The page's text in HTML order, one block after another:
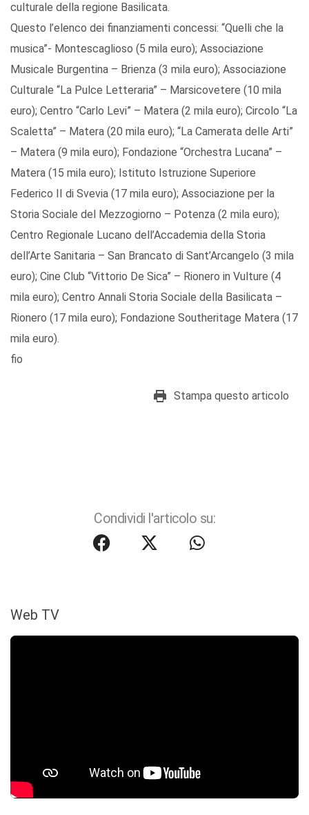
culturale della regione Basilicata.
Questo l’elenco dei finanziamenti concessi: “Quelli che la
musica”- Montescaglioso (5 mila euro); Associazione
Musicale Burgentina – Brienza (3 mila euro); Associazione
Culturale “La Pulce Letteraria” – Marsicovetere (10 mila
euro); Centro “Carlo Levi” – Matera (2 mila euro); Circolo “La
Scaletta” – Matera (20 mila euro); “La Camerata delle Arti”
– Matera (9 mila euro); Fondazione “Orchestra Lucana” –
Matera (15 mila euro); Istituto Istruzione Superiore
Federico II di Svevia (17 mila euro); Associazione per la
Storia Sociale del Mezzogiorno – Potenza (2 mila euro);
Centro Regionale Lucano dell’Accademia della Storia
dell’Arte Sanitaria – San Brancato di Sant’Arcangelo (3 mila
euro); Cine Club “Vittorio De Sica” – Rionero in Vulture (4
mila euro); Centro Annali Storia Sociale della Basilicata –
Rionero (17 mila euro); Fondazione Southeritage Matera (17
mila euro).
fio
Stampa questo articolo
Condividi l'articolo su:
Web TV